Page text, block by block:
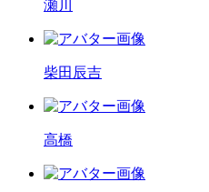
瀬川
柴田辰吉
高橋